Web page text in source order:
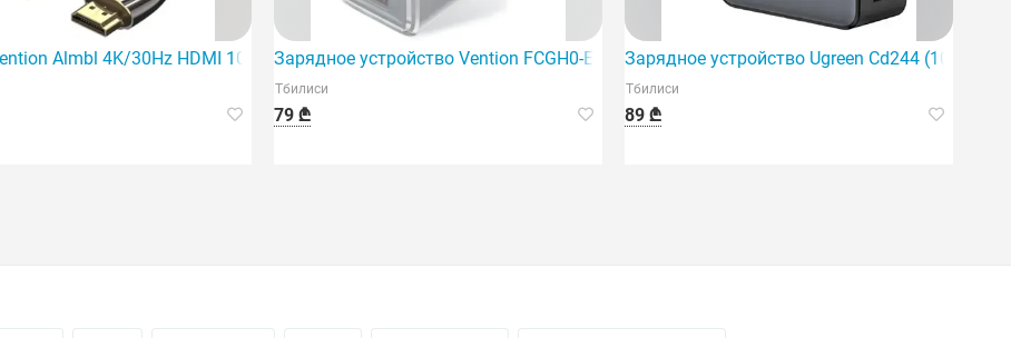
— это мощное и инновационное устройство.
Almbl 4K/30Hz HDMI 10 м черного цвета — идеальный выбор для стабильного цифрового сигнала.
Зарядное устройство Vention FCGH0-EU с 2 портами USB/USB-C на основе GaN (70 Вт/2)
Тбилиси
79 ₾
Зарядное устройство Ugreen Cd244 (10335),
Тбилиси
89 ₾